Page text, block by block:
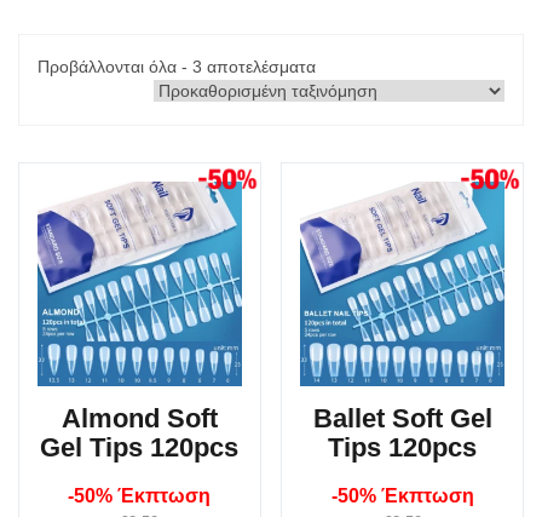
Προβάλλονται όλα - 3 αποτελέσματα
Almond Soft
Gel Tips 120pcs
-50% Έκπτωση
Ballet Soft Gel
Tips 120pcs
-50% Έκπτωση